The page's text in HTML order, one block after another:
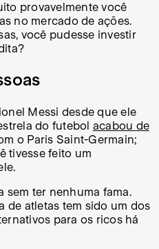
provavelmente você
no mercado de ações.
você pudesse investir
Messi desde que ele
do futebol acabou de
o Paris Saint-Germain;
tivesse feito um
sem ter nenhuma fama.
de atletas tem sido um dos
para os ricos há